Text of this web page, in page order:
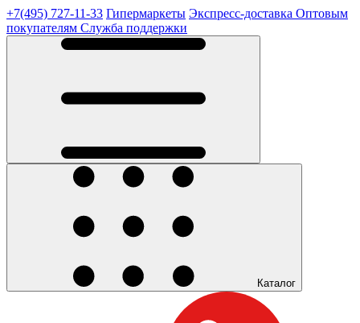
+7(495) 727-11-33 Гипермаркеты Экспресс-доставка Оптовым
покупателям Служба поддержки
Каталог